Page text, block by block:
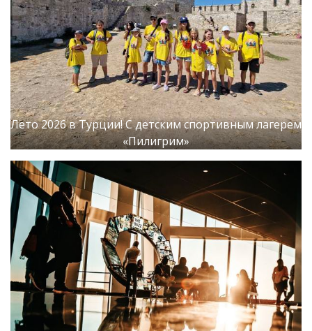
Лето 2026 в Турции! С детским спортивным лагерем
«Пилигрим»